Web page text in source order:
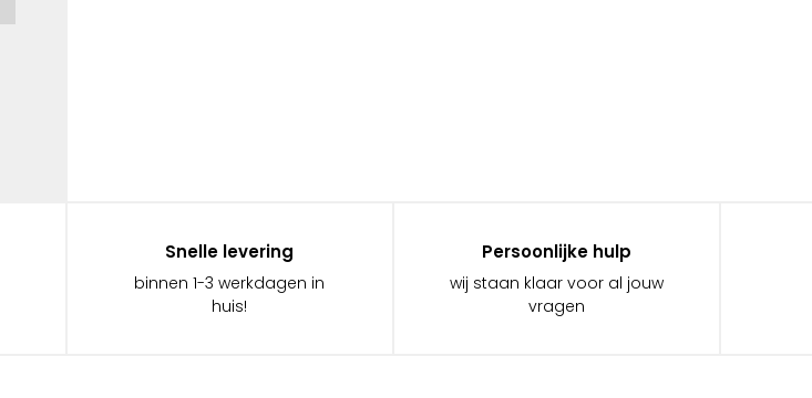
Snelle levering
binnen 1-3 werkdagen in
huis!
Persoonlijke hulp
wij staan klaar voor al jouw
vragen